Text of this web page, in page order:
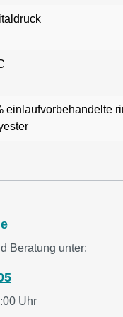
einlaufvorbehandelte
Beratung unter:
Uhr